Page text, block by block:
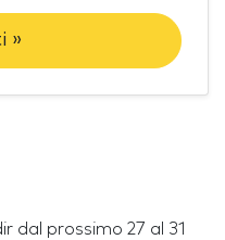
»
dal prossimo 27 al 31